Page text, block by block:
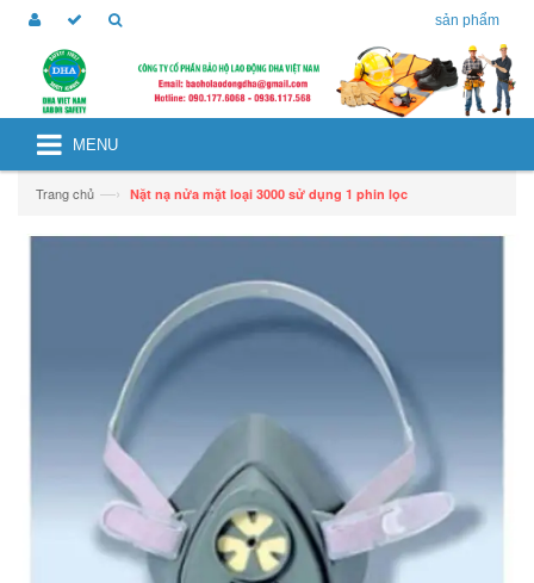
sản phẩm
MENU
Trang chủ —› Nặt nạ nửa mặt loại 3000 sử dụng 1 phin lọc